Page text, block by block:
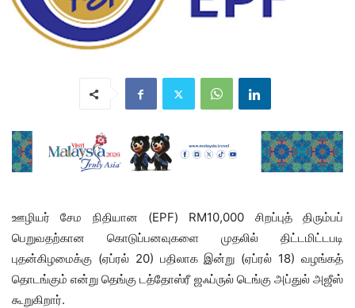
ஊழியர் சேம நிதியான (EPF) RM10,000 சிறப்புத் திரும்பப்
பெறுவதற்கான கொடுப்பனவுகளை முதலில் திட்டமிட்டபடி
புதன்கிழமைக்கு (ஏப்ரல் 20) பதிலாக இன்று (ஏப்ரல் 18) வழங்கத்
தொடங்கும் என்று தெங்கு டத்தோஸ்ரீ ஜஃப்ருல் டெங்கு அப்துல் அஜீஸ்
கூறுகிறார்.